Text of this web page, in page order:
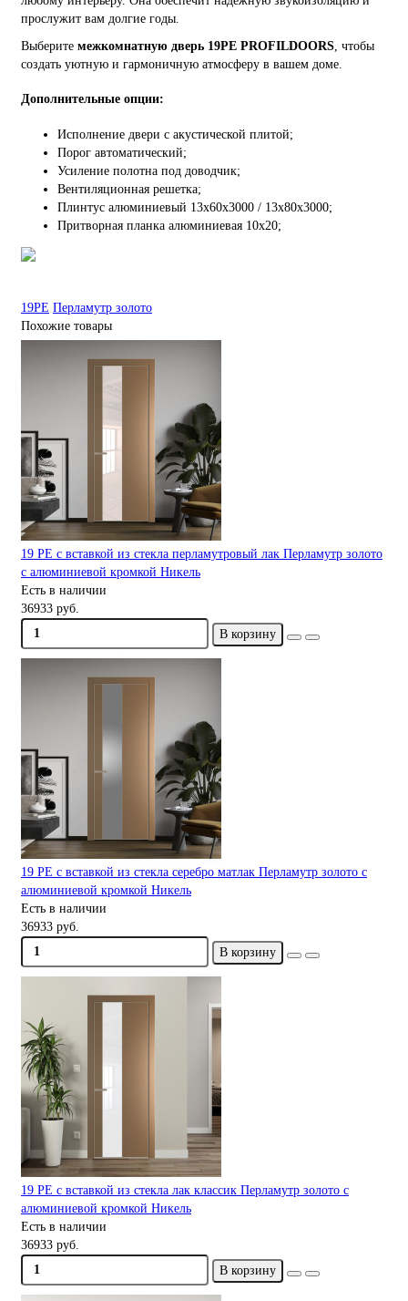
прослужит вам долгие годы.
Выберите межкомнатную дверь 19PE PROFILDOORS , чтобы
создать уютную и гармоничную атмосферу в вашем доме.
Дополнительные опции:
Исполнение двери с акустической плитой;
Порог автоматический;
Усиление полотна под доводчик;
Вентиляционная решетка;
Плинтус алюминиевый 13х60х3000 / 13х80х3000;
Притворная планка алюминиевая 10x20;
19PE Перламутр золото
Похожие товары
19 PE с вставкой из стекла перламутровый лак Перламутр золото
с алюминиевой кромкой Никель
Есть в наличии
36933 руб.
В корзину
19 PE с вставкой из стекла серебро матлак Перламутр золото с
алюминиевой кромкой Никель
Есть в наличии
36933 руб.
В корзину
19 PE с вставкой из стекла лак классик Перламутр золото с
алюминиевой кромкой Никель
Есть в наличии
36933 руб.
В корзину